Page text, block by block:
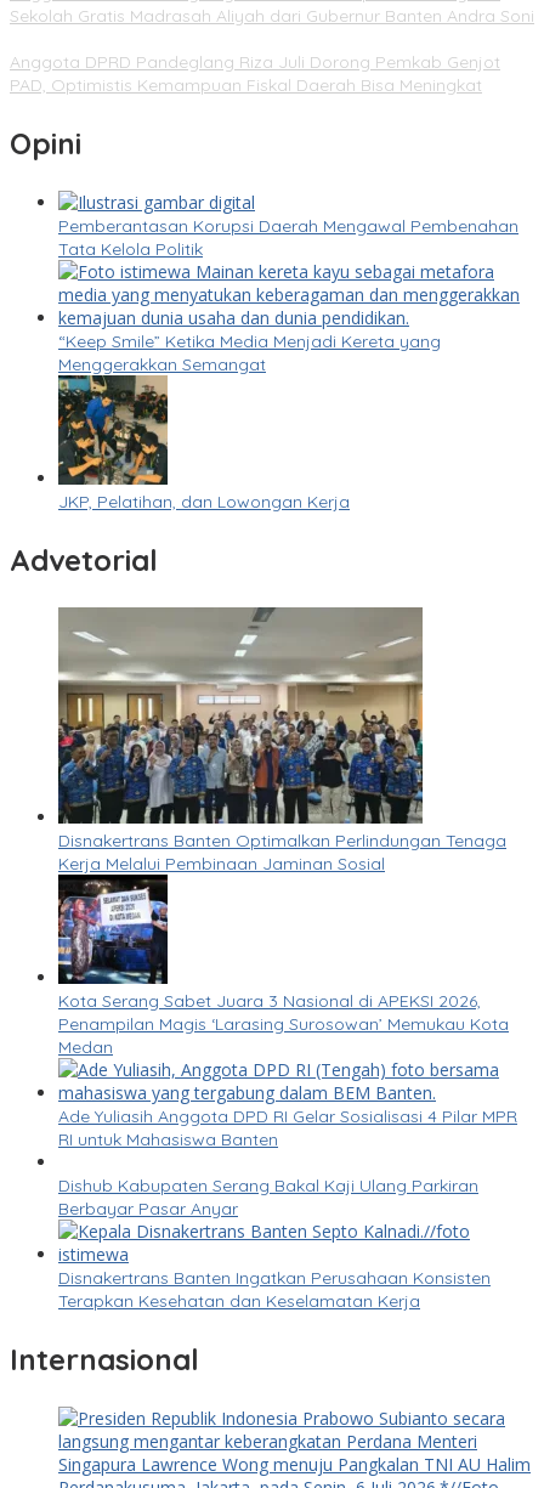
Sekolah Gratis Madrasah Aliyah dari Gubernur Banten Andra Soni
Anggota DPRD Pandeglang Riza Juli Dorong Pemkab Genjot
PAD, Optimistis Kemampuan Fiskal Daerah Bisa Meningkat
Opini
Pemberantasan Korupsi Daerah Mengawal Pembenahan
Tata Kelola Politik
“Keep Smile” Ketika Media Menjadi Kereta yang
Menggerakkan Semangat
JKP, Pelatihan, dan Lowongan Kerja
Advetorial
Disnakertrans Banten Optimalkan Perlindungan Tenaga
Kerja Melalui Pembinaan Jaminan Sosial
Kota Serang Sabet Juara 3 Nasional di APEKSI 2026,
Penampilan Magis ‘Larasing Surosowan’ Memukau Kota
Medan
Ade Yuliasih Anggota DPD RI Gelar Sosialisasi 4 Pilar MPR
RI untuk Mahasiswa Banten
Dishub Kabupaten Serang Bakal Kaji Ulang Parkiran
Berbayar Pasar Anyar
Disnakertrans Banten Ingatkan Perusahaan Konsisten
Terapkan Kesehatan dan Keselamatan Kerja
Internasional